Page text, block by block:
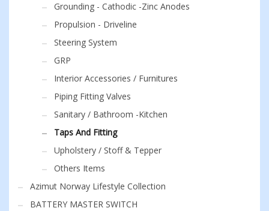
Grounding - Cathodic -Zinc Anodes
Propulsion - Driveline
Steering System
GRP
Interior Accessories / Furnitures
Piping Fitting Valves
Sanitary / Bathroom -Kitchen
Taps And Fitting
Upholstery / Stoff & Tepper
Others Items
Azimut Norway Lifestyle Collection
BATTERY MASTER SWITCH